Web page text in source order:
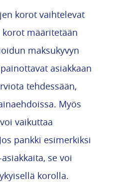
korot vaihtelevat
korot määritetään
maksukyvyn
asiakkaan
tehdessään,
Myös
vaikuttaa
pankki esimerkiksi
se voi
korolla.